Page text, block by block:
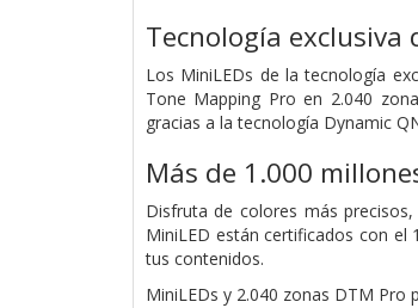
Tecnología exclusiva
Los MiniLEDs de la tecnología
Tone Mapping Pro en 2.040
gracias a la tecnología Dynamic
Más de 1.000
Disfruta de colores más
MiniLED están certificados con
tus contenidos.
MiniLEDs y 2.040 zonas DTM